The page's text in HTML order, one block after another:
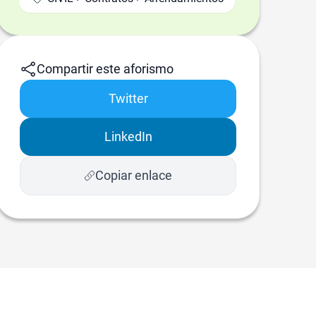
Compartir este aforismo
Twitter
LinkedIn
Copiar enlace